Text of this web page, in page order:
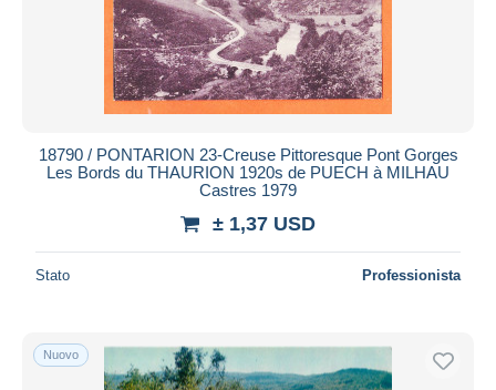
18790 / PONTARION 23-Creuse Pittoresque Pont Gorges
Les Bords du THAURION 1920s de PUECH à MILHAU
Castres 1979
± 1,37 USD
Stato Professionista
Nuovo